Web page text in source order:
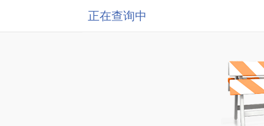
正在查询中